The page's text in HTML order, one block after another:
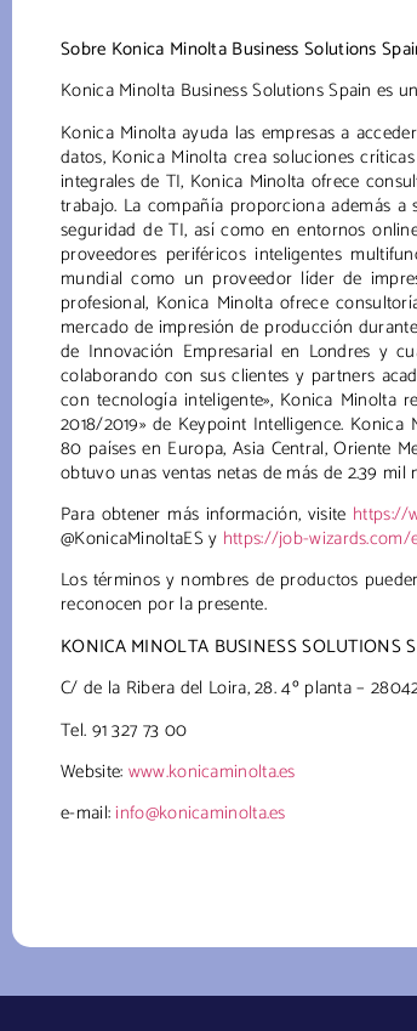
Sobre Konica Minolta Business Solutions
Konica Minolta Business Solutions Spain es
Konica Minolta ayuda las empresas a
datos, Konica Minolta crea soluciones
integrales de TI, Konica Minolta ofrece
trabajo. La compañía proporciona además
seguridad de TI, así como en entornos
proveedores periféricos inteligentes
mundial como un proveedor líder de
profesional, Konica Minolta ofrece
mercado de impresión de producción
de Innovación Empresarial en Londres y
colaborando con sus clientes y partners
con tecnología inteligente», Konica Minolta
2018/2019» de Keypoint Intelligence.
80 países en Europa, Asia Central, Oriente
obtuvo unas ventas netas de más de 2.39
Para obtener más información, visite https://
@KonicaMinoltaES y https://job-wizards.com/
Los términos y nombres de productos
reconocen por la presente.
KONICA MINOLTA BUSINESS SOLUTIONS
C/ de la Ribera del Loira, 28. 4º planta –
Tel. 91 327 73 00
Website: www.konicaminolta.es
e-mail:info@konicaminolta.es